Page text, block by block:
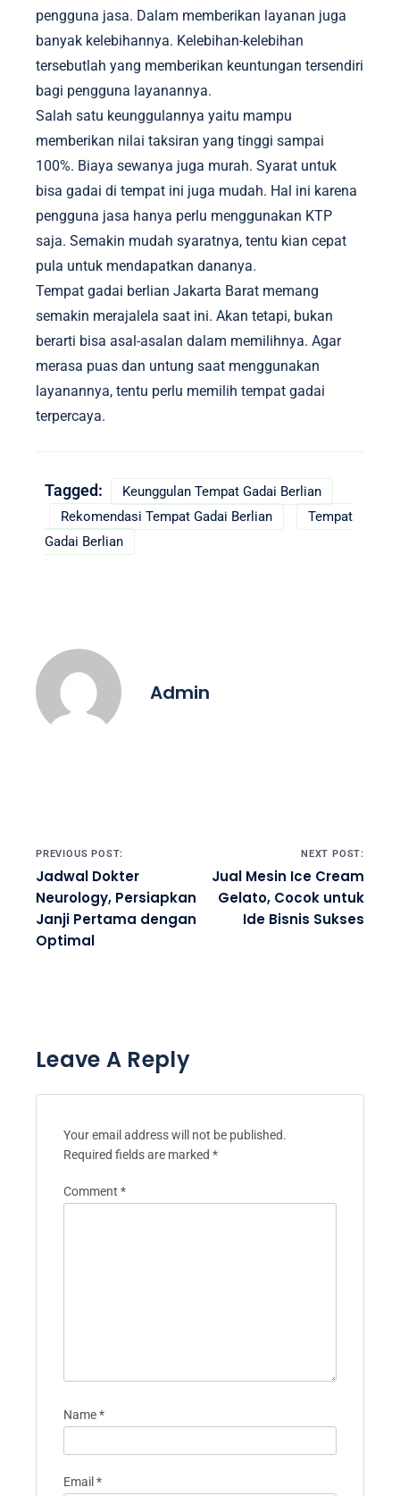
pengguna jasa. Dalam memberikan layanan juga
banyak kelebihannya. Kelebihan-kelebihan
tersebutlah yang memberikan keuntungan tersendiri
bagi pengguna layanannya.
Salah satu keunggulannya yaitu mampu
memberikan nilai taksiran yang tinggi sampai
100%. Biaya sewanya juga murah. Syarat untuk
bisa gadai di tempat ini juga mudah. Hal ini karena
pengguna jasa hanya perlu menggunakan KTP
saja. Semakin mudah syaratnya, tentu kian cepat
pula untuk mendapatkan dananya.
Tempat gadai berlian Jakarta Barat memang
semakin merajalela saat ini. Akan tetapi, bukan
berarti bisa asal-asalan dalam memilihnya. Agar
merasa puas dan untung saat menggunakan
layanannya, tentu perlu memilih tempat gadai
terpercaya.
Tagged:
Keunggulan Tempat Gadai Berlian
Rekomendasi Tempat Gadai Berlian
Tempat
Gadai Berlian
Admin
Post navigation
PREVIOUS POST:
Jadwal Dokter
Neurology, Persiapkan
Janji Pertama dengan
Optimal
NEXT POST:
Jual Mesin Ice Cream
Gelato, Cocok untuk
Ide Bisnis Sukses
Leave A Reply
Your email address will not be published.
Required fields are marked *
Comment *
Name*
Email *